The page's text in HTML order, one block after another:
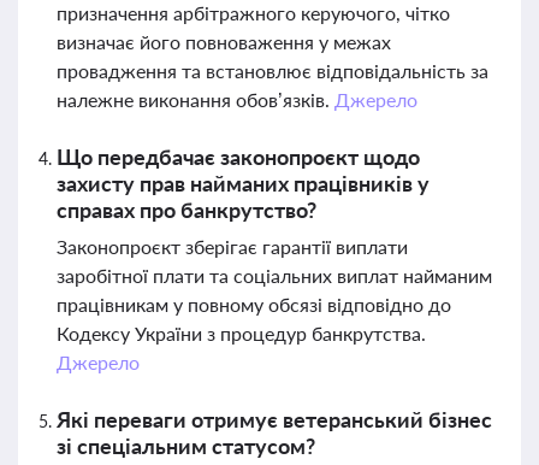
призначення арбітражного керуючого, чітко
визначає його повноваження у межах
провадження та встановлює відповідальність за
належне виконання обов’язків. Джерело
Що передбачає законопроєкт щодо
захисту прав найманих працівників у
справах про банкрутство?
Законопроєкт зберігає гарантії виплати
заробітної плати та соціальних виплат найманим
працівникам у повному обсязі відповідно до
Кодексу України з процедур банкрутства.
Джерело
Які переваги отримує ветеранський бізнес
зі спеціальним статусом?